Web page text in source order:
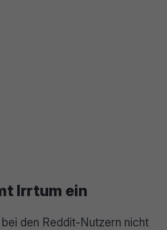
Irrtum ein
den Reddit-Nutzern nicht